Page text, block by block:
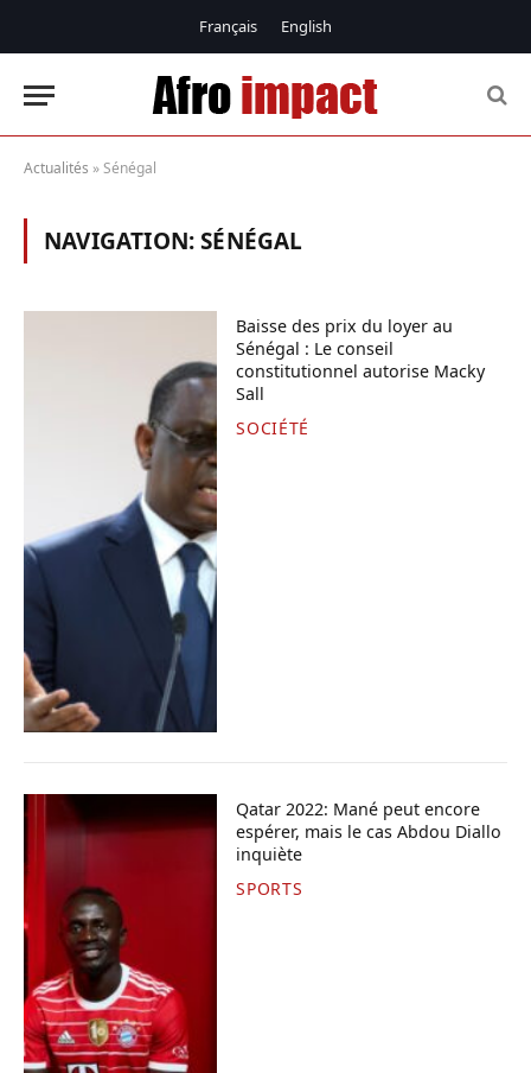
Français English
Actualités »Sénégal
NAVIGATION:SÉNÉGAL
Baisse des prix du loyer au
Sénégal : Le conseil
constitutionnel autorise Macky
Sall
SOCIÉTÉ
Qatar 2022: Mané peut encore
espérer, mais le cas Abdou Diallo
inquiète
SPORTS